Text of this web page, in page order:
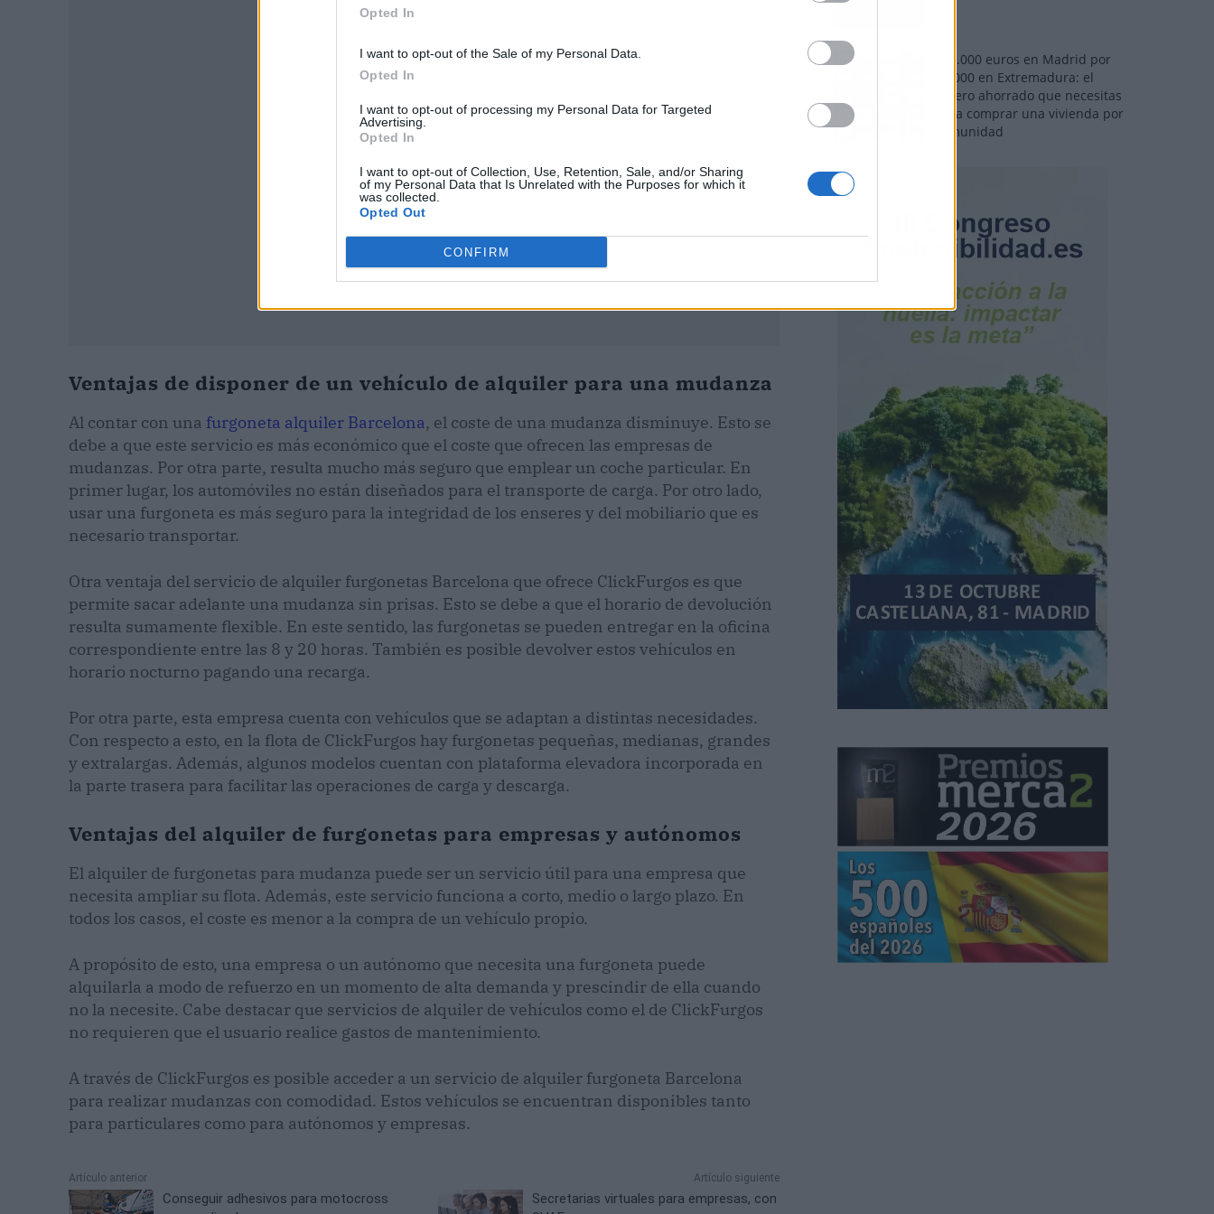
Opted In
I want to opt-out of the Sale of my Personal Data.
Opted In
I want to opt-out of processing my Personal Data for Targeted
Advertising.
Opted In
I want to opt-out of Collection, Use, Retention, Sale, and/or Sharing
of my Personal Data that Is Unrelated with the Purposes for which it
was collected.
Opted Out
CONFIRM
Publicidad
Ventajas de disponer de un vehículo de alquiler para una mudanza
Al contar con una furgoneta alquiler Barcelona, el coste de una mudanza disminuye. Esto se
debe a que este servicio es más económico que el coste que ofrecen las empresas de
mudanzas. Por otra parte, resulta mucho más seguro que emplear un coche particular. En
primer lugar, los automóviles no están diseñados para el transporte de carga. Por otro lado,
usar una furgoneta es más seguro para la integridad de los enseres y del mobiliario que es
necesario transportar.
Otra ventaja del servicio de alquiler furgonetas Barcelona que ofrece ClickFurgos es que
permite sacar adelante una mudanza sin prisas. Esto se debe a que el horario de devolución
resulta sumamente flexible. En este sentido, las furgonetas se pueden entregar en la oficina
correspondiente entre las 8 y 20 horas. También es posible devolver estos vehículos en
horario nocturno pagando una recarga.
Por otra parte, esta empresa cuenta con vehículos que se adaptan a distintas necesidades.
Con respecto a esto, en la flota de ClickFurgos hay furgonetas pequeñas, medianas, grandes
y extralargas. Además, algunos modelos cuentan con plataforma elevadora incorporada en
la parte trasera para facilitar las operaciones de carga y descarga.
Ventajas del alquiler de furgonetas para empresas y autónomos
El alquiler de furgonetas para mudanza puede ser un servicio útil para una empresa que
necesita ampliar su flota. Además, este servicio funciona a corto, medio o largo plazo. En
todos los casos, el coste es menor a la compra de un vehículo propio.
A propósito de esto, una empresa o un autónomo que necesita una furgoneta puede
alquilarla a modo de refuerzo en un momento de alta demanda y prescindir de ella cuando
no la necesite. Cabe destacar que servicios de alquiler de vehículos como el de ClickFurgos
no requieren que el usuario realice gastos de mantenimiento.
A través de ClickFurgos es posible acceder a un servicio de alquiler furgoneta Barcelona
para realizar mudanzas con comodidad. Estos vehículos se encuentran disponibles tanto
para particulares como para autónomos y empresas.
Artículo anterior
Conseguir adhesivos para motocross
Artículo siguiente
Secretarias virtuales para empresas, con
110.000 euros en Madrid por
31.000 en Extremadura: el
dinero ahorrado que necesitas
para comprar una vivienda por
comunidad